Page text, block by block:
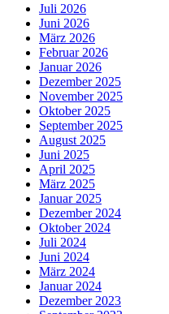
Juli 2026
Juni 2026
März 2026
Februar 2026
Januar 2026
Dezember 2025
November 2025
Oktober 2025
September 2025
August 2025
Juni 2025
April 2025
März 2025
Januar 2025
Dezember 2024
Oktober 2024
Juli 2024
Juni 2024
März 2024
Januar 2024
Dezember 2023